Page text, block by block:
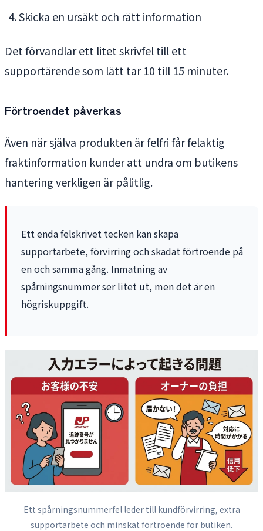
Skicka en ursäkt och rätt information
Det förvandlar ett litet skrivfel till ett
supportärende som lätt tar 10 till 15 minuter.
Förtroendet påverkas
Även när själva produkten är felfri får felaktig
fraktinformation kunder att undra om butikens
hantering verkligen är pålitlig.
Ett enda felskrivet tecken kan skapa
supportarbete, förvirring och skadat förtroende på
en och samma gång. Inmatning av
spårningsnummer ser litet ut, men det är en
högriskuppgift.
Ett spårningsnummerfel leder till kundförvirring, extra
supportarbete och minskat förtroende för butiken.